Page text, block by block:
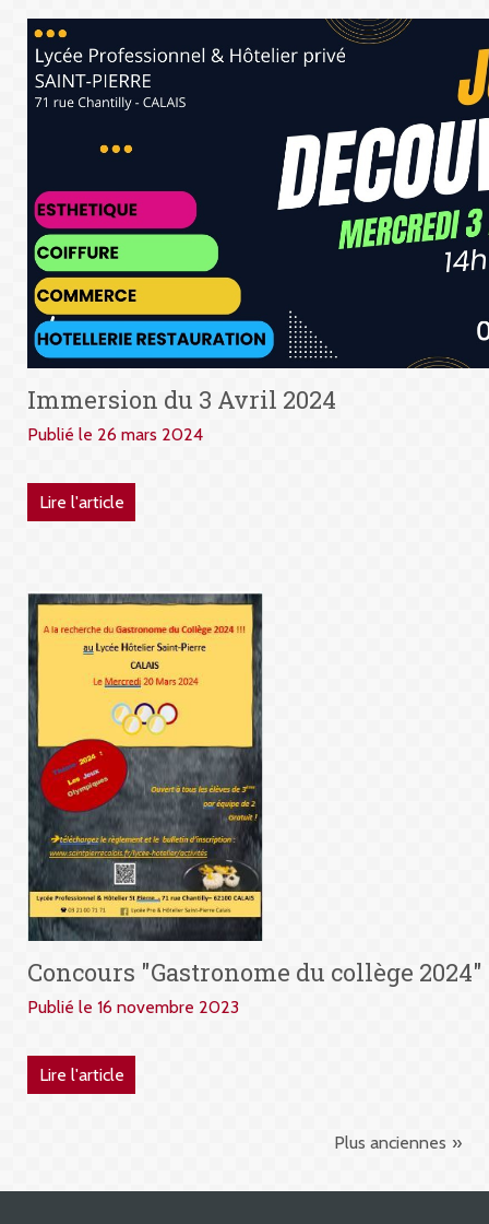
Immersion du 3 Avril 2024
Publié le 26 mars 2024
Lire l'article
Concours "Gastronome du collège 2024"
Publié le 16 novembre 2023
Lire l'article
Plus anciennes